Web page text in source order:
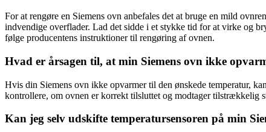
For at rengøre en Siemens ovn anbefales det at bruge en mild
indvendige overflader. Lad det sidde i et stykke tid for at virke og
følge producentens instruktioner til rengøring af ovnen.
Hvad er årsagen til, at min Siemens ovn ikke
Hvis din Siemens ovn ikke opvarmer til den ønskede temperatur,
kontrollere, om ovnen er korrekt tilsluttet og modtager tilstrækkelig
Kan jeg selv udskifte temperatursensoren på min